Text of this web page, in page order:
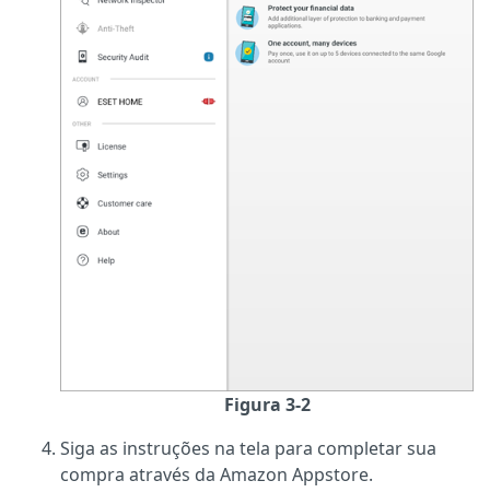
Figura 3-2
Siga as instruções na tela para completar sua
compra através da Amazon Appstore.